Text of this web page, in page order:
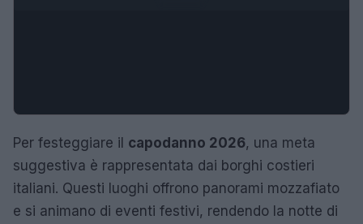
Per festeggiare il capodanno 2026, una meta
suggestiva è rappresentata dai borghi costieri
italiani. Questi luoghi offrono panorami mozzafiato
e si animano di eventi festivi, rendendo la notte di